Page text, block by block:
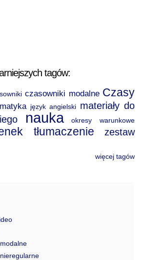
tagów:
czasowniki modalne Czasy
język angielski materiały do
nauka okresy warunkowe
tłumaczenie
zestaw
więcej tagów